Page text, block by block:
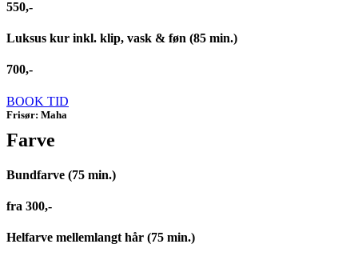
550,-
Luksus kur inkl. klip, vask & føn (85 min.)
700,-
BOOK TID
Frisør: Maha
Farve
Bundfarve (75 min.)
fra 300,-
Helfarve mellemlangt hår (75 min.)